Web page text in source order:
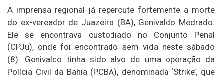
A imprensa regional já repercute fortemente a morte
do ex-vereador de Juazeiro (BA), Genivaldo Medrado.
Ele se encontrava custodiado no Conjunto Penal
(CPJu), onde foi encontrado sem vida neste sábado
(8). Genivaldo tinha sido alvo de uma operação da
Polícia Civil da Bahia (PCBA), denominada ‘Strike’, que